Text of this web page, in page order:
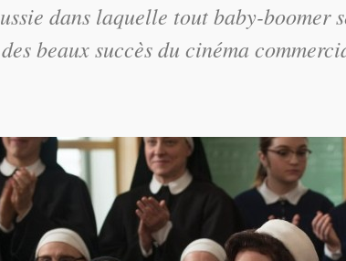
dans laquelle tout baby-boomer
beaux succès du cinéma